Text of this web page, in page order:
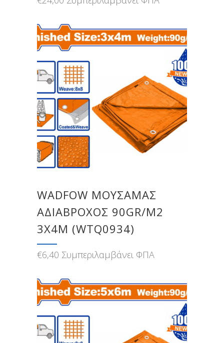
WADFOW ΜΟΥΣΑΜΑΣ
ΑΔΙΑΒΡΟΧΟΣ 90GR/M2
3X4M (WTQ0934)
€6,40 Συμπεριλαμβάνει ΦΠΑ